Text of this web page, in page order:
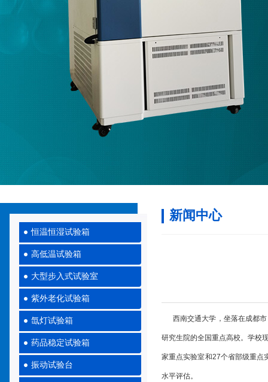
恒温恒湿试验箱
高低温试验箱
大型步入式试验室
紫外老化试验箱
氙灯试验箱
药品稳定试验箱
振动试验台
新闻中心
西南交通大学，坐落在成都市
研究生院的全国重点高校。学校
家重点实验室和27个省部级重点
水平评估。